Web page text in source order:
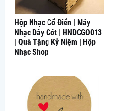
Hộp Nhạc Cổ Điển | Máy
Nhạc Dây Cót | HNDCGO013
| Quà Tặng Kỷ Niệm | Hộp
Nhạc Shop